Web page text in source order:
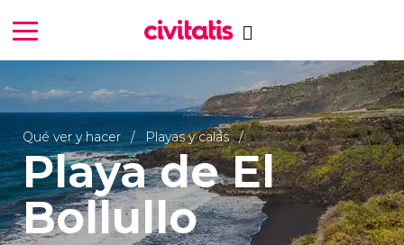
Qué ver y hacer Playas y calas
Playa de El
Bollullo